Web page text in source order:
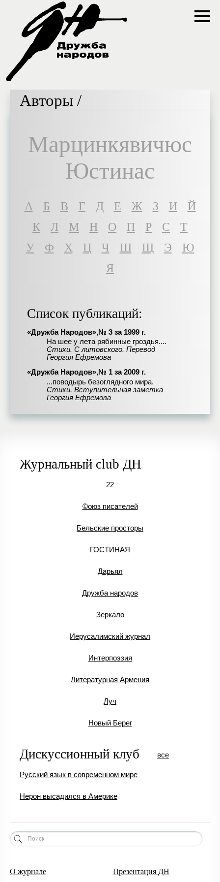
Авторы /
Марцинкявичюс
Юстинас
A Б В Г Д Е Ж З И
Й
К
Л М Н О П Р С
Т
У
Ф Х Ц Ч Ш Щ Э
Ю
Я
Список публикаций:
«Дружба Народов»,№ 3 за 1999 г.
На шее у лета рябинные гроздья....
Стихи. С литовского. Перевод
Георгия Ефремова
«Дружба Народов»,№ 1 за 2009 г.
...поводырь безоглядного мира.
Стихи. Вступительная заметка
Георгия Ефремова
Журнальный club ДН
22
©оюз писателей
Бельские просторы
ГОСТИНАЯ
Дарьял
Дружба народов
Зеркало
Иерусалимский журнал
Интерпоэзия
Литературная Армения
Луч
Новый Берег
Дискуссионный клуб
Русский язык в современном мире
Нерон высадился в Америке
все
О журнале Презентация ДН